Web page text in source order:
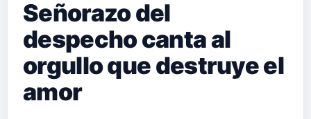
Señorazo del
despecho canta al
orgullo que destruye el
amor